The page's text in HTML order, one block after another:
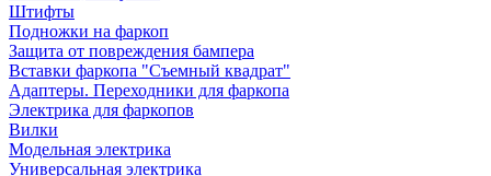
Штифты
Подножки на фаркоп
Защита от повреждения бампера
Вставки фаркопа "Съемный квадрат"
Адаптеры. Переходники для фаркопа
Электрика для фаркопов
Вилки
Модельная электрика
Универсальная электрика